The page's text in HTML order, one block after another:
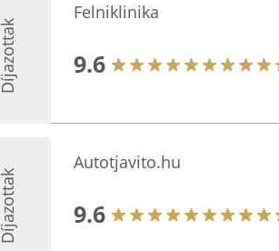
Díjazottak
Felniklinika
9.6
Díjazottak
Autotjavito.hu
9.6